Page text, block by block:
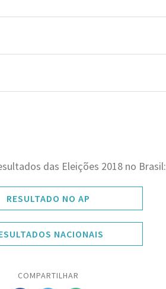
das Eleições 2018 no Brasil:
RESULTADO NO AP
NACIONAIS
COMPARTILHAR